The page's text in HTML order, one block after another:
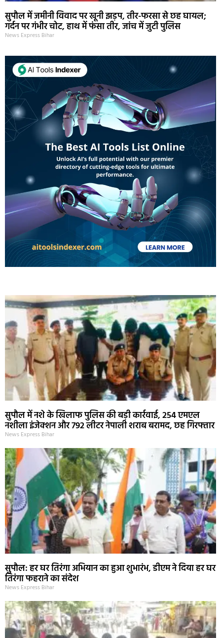
सुपौल में जमीनी विवाद पर खूनी झड़प, तीर-फरसा से छह घायल;
गर्दन पर गंभीर चोट, हाथ में फंसा तीर, जांच में जुटी पुलिस
News Express Bihar
सुपौल में नशे के खिलाफ पुलिस की बड़ी कार्रवाई, 254 एमएल
नशीला इंजेक्शन और 792 लीटर नेपाली शराब बरामद, छह गिरफ्तार
News Express Bihar
सुपौल: हर घर तिरंगा अभियान का हुआ शुभारंभ, डीएम ने दिया हर घर
तिरंगा फहराने का संदेश
News Express Bihar